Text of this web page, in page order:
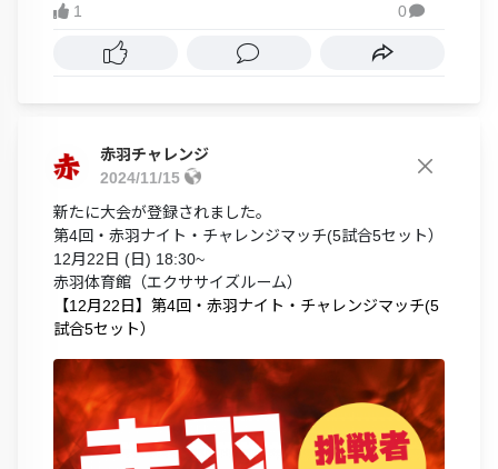
1 0
赤羽チャレンジ
2024/11/15
新たに大会が登録されました。
第4回・赤羽ナイト・チャレンジマッチ(5試合5セット）
12月22日 (日) 18:30~
赤羽体育館（エクササイズルーム）
【12月22日】第4回・赤羽ナイト・チャレンジマッチ(5
試合5セット）